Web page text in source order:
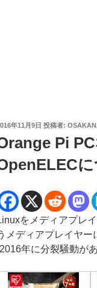
:
年11月9日 投稿者:
Pi
をメディアプレ
メディアプレイヤー
年に分裂騒動が